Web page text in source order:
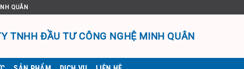
QUÂN
TNHH ĐẦU TƯ CÔNG NGHỆ MINH QUÂN